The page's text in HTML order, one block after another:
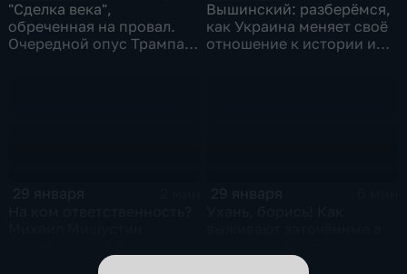
"Сделка века",
обреченная на провал.
Очередной опус Трампа.
Вышинский: разберёмся,
как Украина меняет своё
отношение к истории и
вице-премьеров